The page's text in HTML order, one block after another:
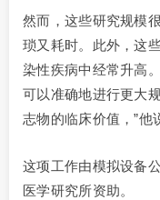
然而，这些研究规模
琐又耗时。此外，这
染性疾病中经常升高
可以准确地进行更大
志物的临床价值，”他
这项工作由模拟设备
医学研究所资助。